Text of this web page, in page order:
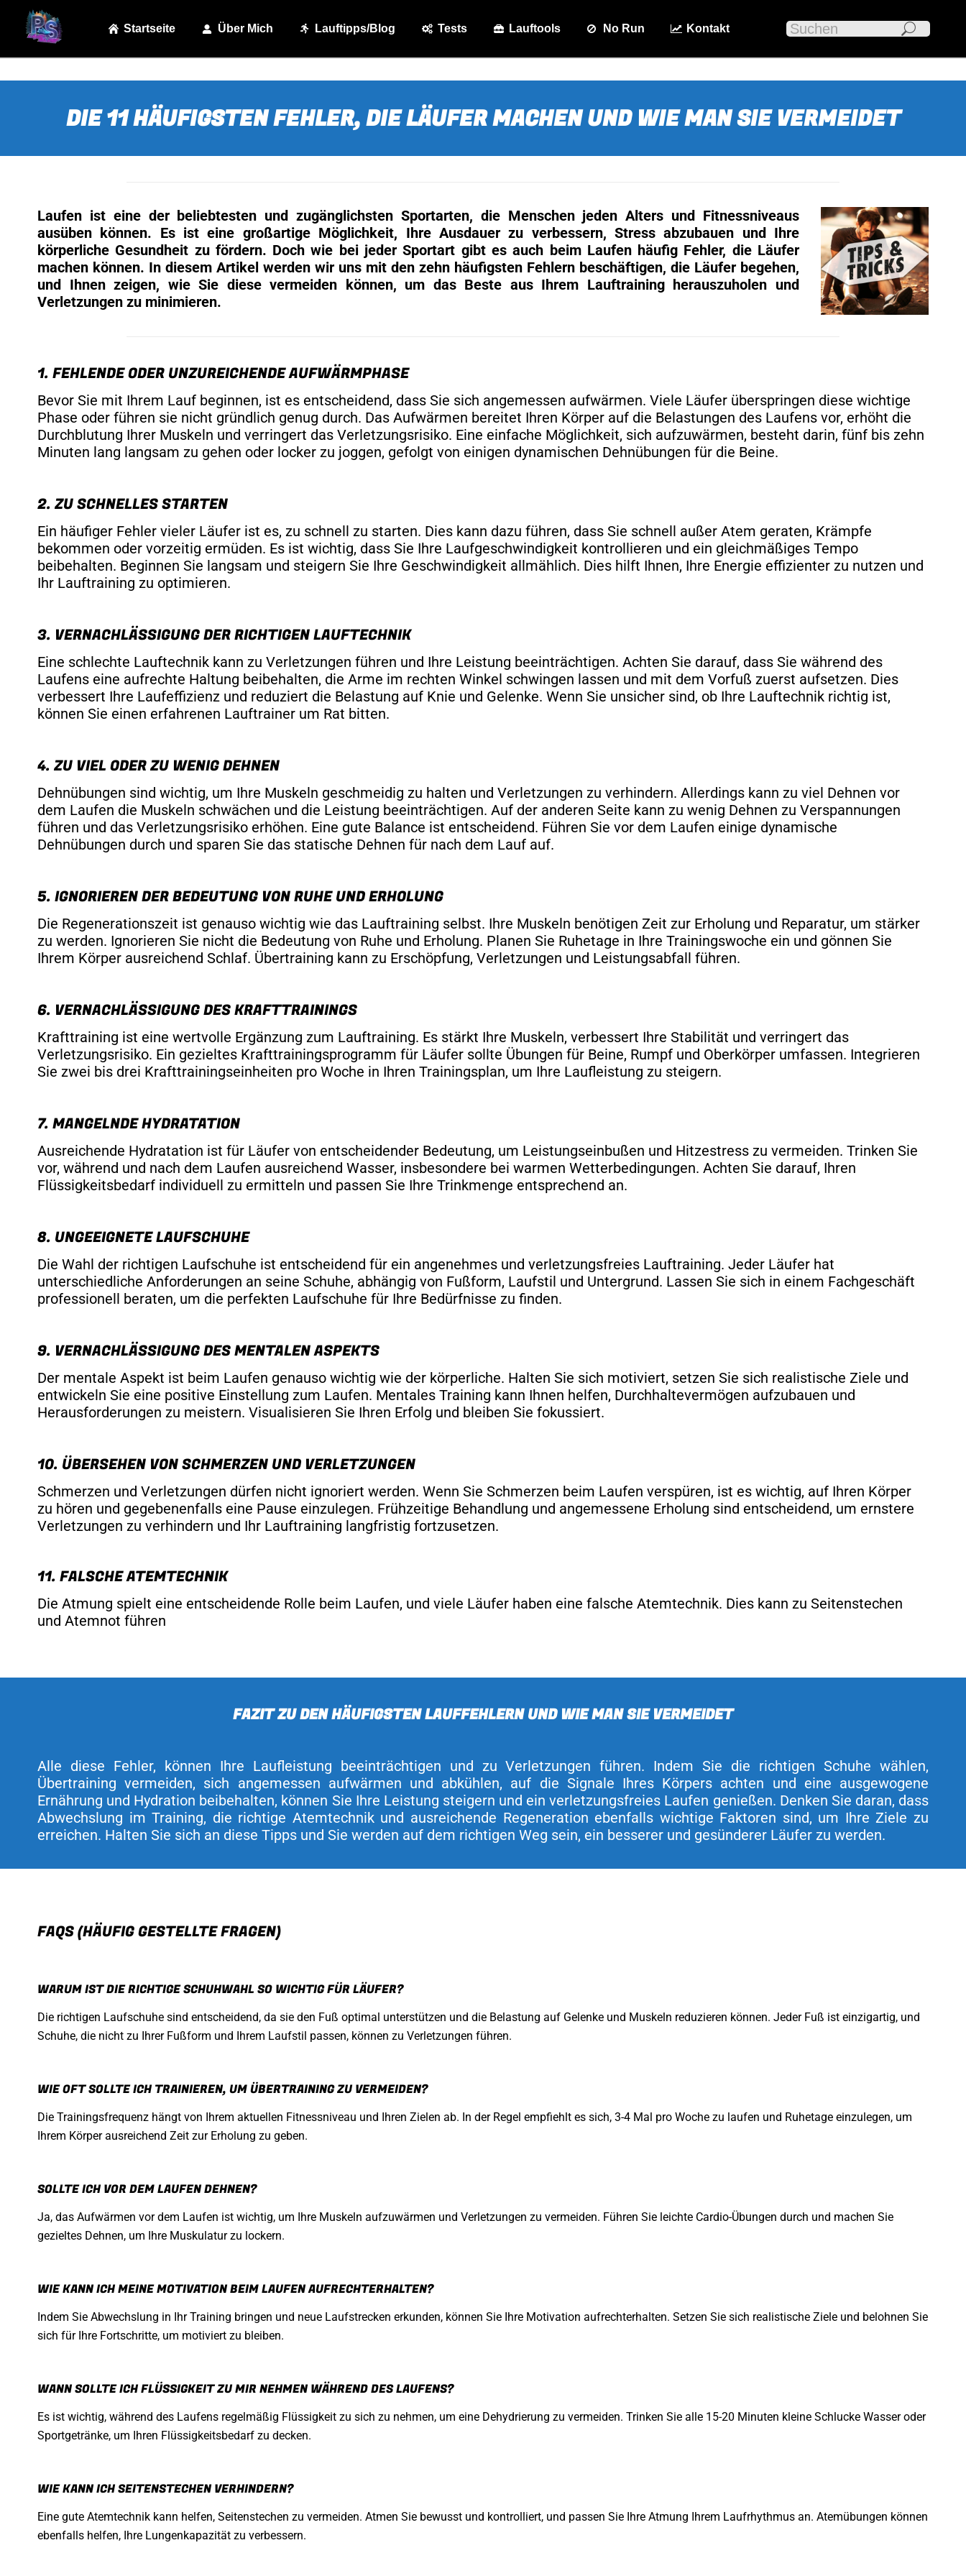
Startseite Über Mich Lauftipps/Blog Tests Lauftools No Run Kontakt Search:
DIE 11 HÄUFIGSTEN FEHLER, DIE LÄUFER MACHEN UND WIE MAN SIE VERMEIDET
Laufen ist eine der beliebtesten und zugänglichsten Sportarten, die Menschen jeden Alters und Fitnessniveaus
ausüben können. Es ist eine großartige Möglichkeit, Ihre Ausdauer zu verbessern, Stress abzubauen und Ihre
körperliche Gesundheit zu fördern. Doch wie bei jeder Sportart gibt es auch beim Laufen häufig Fehler, die Läufer
machen können. In diesem Artikel werden wir uns mit den zehn häufigsten Fehlern beschäftigen, die Läufer begehen,
und Ihnen zeigen, wie Sie diese vermeiden können, um das Beste aus Ihrem Lauftraining herauszuholen und
Verletzungen zu minimieren.
1. FEHLENDE ODER UNZUREICHENDE AUFWÄRMPHASE
Bevor Sie mit Ihrem Lauf beginnen, ist es entscheidend, dass Sie sich angemessen aufwärmen. Viele Läufer überspringen diese wichtige
Phase oder führen sie nicht gründlich genug durch. Das Aufwärmen bereitet Ihren Körper auf die Belastungen des Laufens vor, erhöht die
Durchblutung Ihrer Muskeln und verringert das Verletzungsrisiko. Eine einfache Möglichkeit, sich aufzuwärmen, besteht darin, fünf bis zehn
Minuten lang langsam zu gehen oder locker zu joggen, gefolgt von einigen dynamischen Dehnübungen für die Beine.
2. ZU SCHNELLES STARTEN
Ein häufiger Fehler vieler Läufer ist es, zu schnell zu starten. Dies kann dazu führen, dass Sie schnell außer Atem geraten, Krämpfe
bekommen oder vorzeitig ermüden. Es ist wichtig, dass Sie Ihre Laufgeschwindigkeit kontrollieren und ein gleichmäßiges Tempo
beibehalten. Beginnen Sie langsam und steigern Sie Ihre Geschwindigkeit allmählich. Dies hilft Ihnen, Ihre Energie effizienter zu nutzen und
Ihr Lauftraining zu optimieren.
3. VERNACHLÄSSIGUNG DER RICHTIGEN LAUFTECHNIK
Eine schlechte Lauftechnik kann zu Verletzungen führen und Ihre Leistung beeinträchtigen. Achten Sie darauf, dass Sie während des
Laufens eine aufrechte Haltung beibehalten, die Arme im rechten Winkel schwingen lassen und mit dem Vorfuß zuerst aufsetzen. Dies
verbessert Ihre Laufeffizienz und reduziert die Belastung auf Knie und Gelenke. Wenn Sie unsicher sind, ob Ihre Lauftechnik richtig ist,
können Sie einen erfahrenen Lauftrainer um Rat bitten.
4. ZU VIEL ODER ZU WENIG DEHNEN
Dehnübungen sind wichtig, um Ihre Muskeln geschmeidig zu halten und Verletzungen zu verhindern. Allerdings kann zu viel Dehnen vor
dem Laufen die Muskeln schwächen und die Leistung beeinträchtigen. Auf der anderen Seite kann zu wenig Dehnen zu Verspannungen
führen und das Verletzungsrisiko erhöhen. Eine gute Balance ist entscheidend. Führen Sie vor dem Laufen einige dynamische
Dehnübungen durch und sparen Sie das statische Dehnen für nach dem Lauf auf.
5. IGNORIEREN DER BEDEUTUNG VON RUHE UND ERHOLUNG
Die Regenerationszeit ist genauso wichtig wie das Lauftraining selbst. Ihre Muskeln benötigen Zeit zur Erholung und Reparatur, um stärker
zu werden. Ignorieren Sie nicht die Bedeutung von Ruhe und Erholung. Planen Sie Ruhetage in Ihre Trainingswoche ein und gönnen Sie
Ihrem Körper ausreichend Schlaf. Übertraining kann zu Erschöpfung, Verletzungen und Leistungsabfall führen.
6. VERNACHLÄSSIGUNG DES KRAFTTRAININGS
Krafttraining ist eine wertvolle Ergänzung zum Lauftraining. Es stärkt Ihre Muskeln, verbessert Ihre Stabilität und verringert das
Verletzungsrisiko. Ein gezieltes Krafttrainingsprogramm für Läufer sollte Übungen für Beine, Rumpf und Oberkörper umfassen. Integrieren
Sie zwei bis drei Krafttrainingseinheiten pro Woche in Ihren Trainingsplan, um Ihre Laufleistung zu steigern.
7. MANGELNDE HYDRATATION
Ausreichende Hydratation ist für Läufer von entscheidender Bedeutung, um Leistungseinbußen und Hitzestress zu vermeiden. Trinken Sie
vor, während und nach dem Laufen ausreichend Wasser, insbesondere bei warmen Wetterbedingungen. Achten Sie darauf, Ihren
Flüssigkeitsbedarf individuell zu ermitteln und passen Sie Ihre Trinkmenge entsprechend an.
8. UNGEEIGNETE LAUFSCHUHE
Die Wahl der richtigen Laufschuhe ist entscheidend für ein angenehmes und verletzungsfreies Lauftraining. Jeder Läufer hat
unterschiedliche Anforderungen an seine Schuhe, abhängig von Fußform, Laufstil und Untergrund. Lassen Sie sich in einem Fachgeschäft
professionell beraten, um die perfekten Laufschuhe für Ihre Bedürfnisse zu finden.
9. VERNACHLÄSSIGUNG DES MENTALEN ASPEKTS
Der mentale Aspekt ist beim Laufen genauso wichtig wie der körperliche. Halten Sie sich motiviert, setzen Sie sich realistische Ziele und
entwickeln Sie eine positive Einstellung zum Laufen. Mentales Training kann Ihnen helfen, Durchhaltevermögen aufzubauen und
Herausforderungen zu meistern. Visualisieren Sie Ihren Erfolg und bleiben Sie fokussiert.
10. ÜBERSEHEN VON SCHMERZEN UND VERLETZUNGEN
Schmerzen und Verletzungen dürfen nicht ignoriert werden. Wenn Sie Schmerzen beim Laufen verspüren, ist es wichtig, auf Ihren Körper
zu hören und gegebenenfalls eine Pause einzulegen. Frühzeitige Behandlung und angemessene Erholung sind entscheidend, um ernstere
Verletzungen zu verhindern und Ihr Lauftraining langfristig fortzusetzen.
11. FALSCHE ATEMTECHNIK
Die Atmung spielt eine entscheidende Rolle beim Laufen, und viele Läufer haben eine falsche Atemtechnik. Dies kann zu Seitenstechen
und Atemnot führen
FAZIT ZU DEN HÄUFIGSTEN LAUFFEHLERN UND WIE MAN SIE VERMEIDET
Alle diese Fehler, können Ihre Laufleistung beeinträchtigen und zu Verletzungen führen. Indem Sie die richtigen Schuhe wählen,
Übertraining vermeiden, sich angemessen aufwärmen und abkühlen, auf die Signale Ihres Körpers achten und eine ausgewogene
Ernährung und Hydration beibehalten, können Sie Ihre Leistung steigern und ein verletzungsfreies Laufen genießen. Denken Sie daran, dass
Abwechslung im Training, die richtige Atemtechnik und ausreichende Regeneration ebenfalls wichtige Faktoren sind, um Ihre Ziele zu
erreichen. Halten Sie sich an diese Tipps und Sie werden auf dem richtigen Weg sein, ein besserer und gesünderer Läufer zu werden.
FAQS (HÄUFIG GESTELLTE FRAGEN)
WARUM IST DIE RICHTIGE SCHUHWAHL SO WICHTIG FÜR LÄUFER?
Die richtigen Laufschuhe sind entscheidend, da sie den Fuß optimal unterstützen und die Belastung auf Gelenke und Muskeln reduzieren können. Jeder Fuß ist einzigartig, und
Schuhe, die nicht zu Ihrer Fußform und Ihrem Laufstil passen, können zu Verletzungen führen.
WIE OFT SOLLTE ICH TRAINIEREN, UM ÜBERTRAINING ZU VERMEIDEN?
Die Trainingsfrequenz hängt von Ihrem aktuellen Fitnessniveau und Ihren Zielen ab. In der Regel empfiehlt es sich, 3-4 Mal pro Woche zu laufen und Ruhetage einzulegen, um
Ihrem Körper ausreichend Zeit zur Erholung zu geben.
SOLLTE ICH VOR DEM LAUFEN DEHNEN?
Ja, das Aufwärmen vor dem Laufen ist wichtig, um Ihre Muskeln aufzuwärmen und Verletzungen zu vermeiden. Führen Sie leichte Cardio-Übungen durch und machen Sie
gezieltes Dehnen, um Ihre Muskulatur zu lockern.
WIE KANN ICH MEINE MOTIVATION BEIM LAUFEN AUFRECHTERHALTEN?
Indem Sie Abwechslung in Ihr Training bringen und neue Laufstrecken erkunden, können Sie Ihre Motivation aufrechterhalten. Setzen Sie sich realistische Ziele und belohnen Sie
sich für Ihre Fortschritte, um motiviert zu bleiben.
WANN SOLLTE ICH FLÜSSIGKEIT ZU MIR NEHMEN WÄHREND DES LAUFENS?
Es ist wichtig, während des Laufens regelmäßig Flüssigkeit zu sich zu nehmen, um eine Dehydrierung zu vermeiden. Trinken Sie alle 15-20 Minuten kleine Schlucke Wasser oder
Sportgetränke, um Ihren Flüssigkeitsbedarf zu decken.
WIE KANN ICH SEITENSTECHEN VERHINDERN?
Eine gute Atemtechnik kann helfen, Seitenstechen zu vermeiden. Atmen Sie bewusst und kontrolliert, und passen Sie Ihre Atmung Ihrem Laufrhythmus an. Atemübungen können
ebenfalls helfen, Ihre Lungenkapazität zu verbessern.